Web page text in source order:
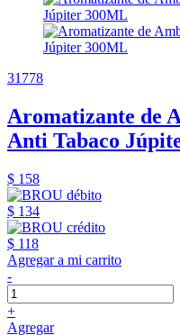
31778
Aromatizante de
Anti Tabaco
$ 158
$ 134
$ 118
Agregar a mi carrito
-
+
Agregar